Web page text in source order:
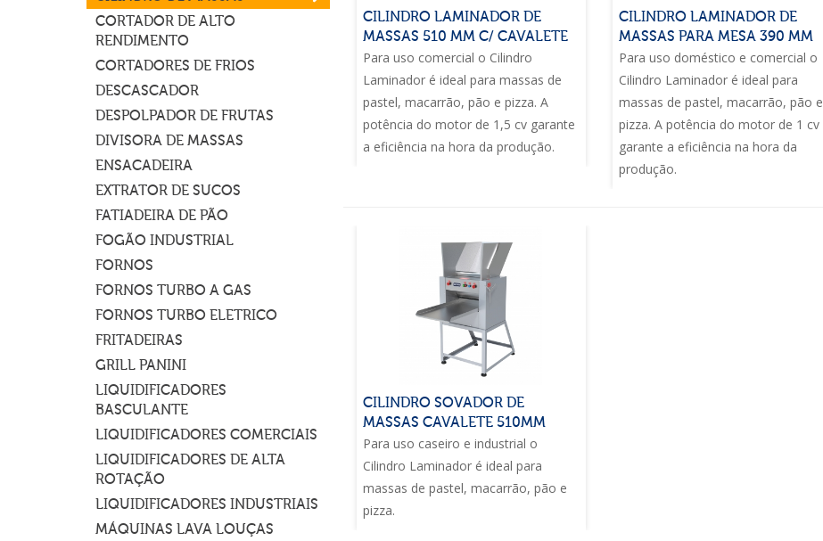
CILINDRO LAMINADOR DE
MASSAS 510 MM C/ CAVALETE
Para uso comercial o Cilindro
Laminador é ideal para massas de
pastel, macarrão, pão e pizza. A
potência do motor de 1,5 cv garante
a eficiência na hora da produção.
CILINDRO LAMINADOR DE
MASSAS PARA MESA 390 MM
Para uso doméstico e comercial o
Cilindro Laminador é ideal para
massas de pastel, macarrão, pão e
pizza. A potência do motor de 1 cv
garante a eficiência na hora da
produção.
CILINDRO SOVADOR DE
MASSAS CAVALETE 510MM
Para uso caseiro e industrial o
Cilindro Laminador é ideal para
massas de pastel, macarrão, pão e
pizza.
CORTADOR DE ALTO
RENDIMENTO
CORTADORES DE FRIOS
DESCASCADOR
DESPOLPADOR DE FRUTAS
DIVISORA DE MASSAS
ENSACADEIRA
EXTRATOR DE SUCOS
FATIADEIRA DE PÃO
FOGÃO INDUSTRIAL
FORNOS
FORNOS TURBO A GAS
FORNOS TURBO ELETRICO
FRITADEIRAS
GRILL PANINI
LIQUIDIFICADORES
BASCULANTE
LIQUIDIFICADORES COMERCIAIS
LIQUIDIFICADORES DE ALTA
ROTAÇÃO
LIQUIDIFICADORES INDUSTRIAIS
MÁQUINAS LAVA LOUÇAS